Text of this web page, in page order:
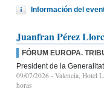
Información del
Juanfran Pérez
FÓRUM EUROPA.
President de la
09/07/2026 - Valencia, Hotel
horas